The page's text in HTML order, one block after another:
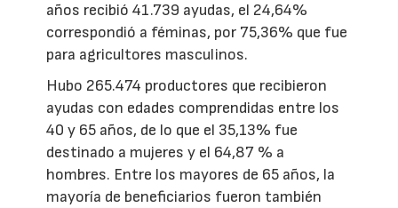
años recibió 41.739 ayudas, el 24,64%
correspondió a féminas, por 75,36% que fue
para agricultores masculinos.
Hubo 265.474 productores que recibieron
ayudas con edades comprendidas entre los
40 y 65 años, de lo que el 35,13% fue
destinado a mujeres y el 64,87 % a
hombres. Entre los mayores de 65 años, la
mayoría de beneficiarios fueron también